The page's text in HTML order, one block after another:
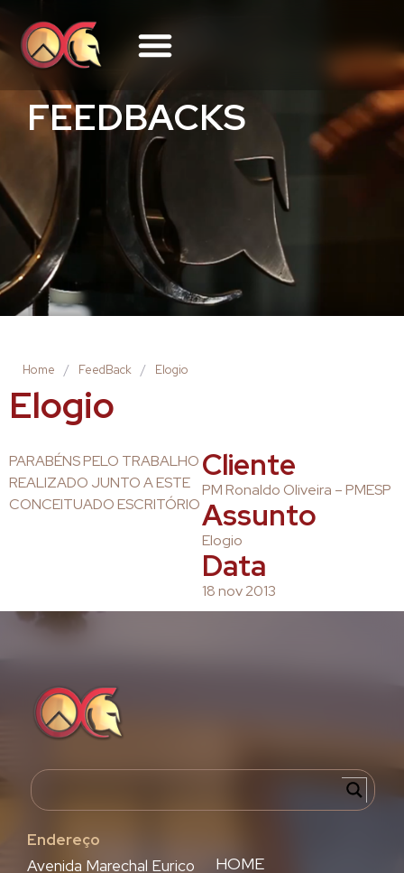
FEEDBACKS
Home / FeedBack / Elogio
Elogio
PARABÉNS PELO TRABALHO
REALIZADO JUNTO A ESTE
CONCEITUADO ESCRITÓRIO
Cliente
PM Ronaldo Oliveira – PMESP
Assunto
Elogio
Data
18 nov 2013
Endereço
HOME
Avenida Marechal Eurico